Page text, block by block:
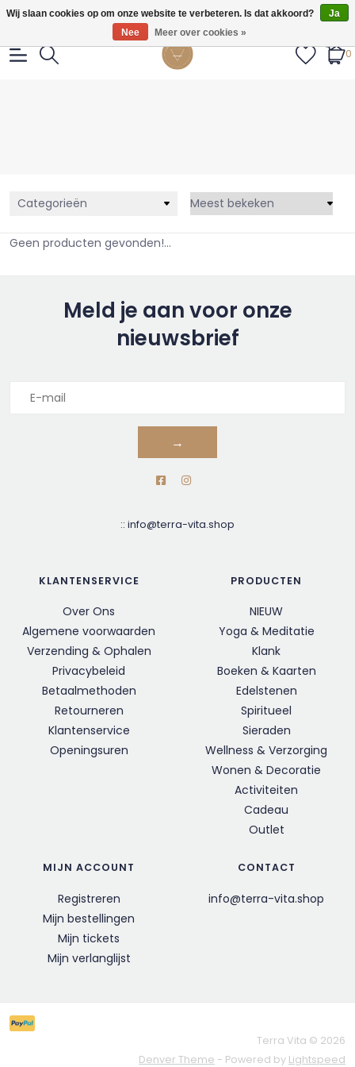
Gratis verzendig vanaf €55.
0
Categorieën
Geen producten gevonden!...
Meld je aan voor onze
nieuwsbrief
→
:: info@terra-vita.shop
KLANTENSERVICE
Over Ons
Algemene voorwaarden
Verzending & Ophalen
Privacybeleid
Betaalmethoden
Retourneren
Klantenservice
Openingsuren
PRODUCTEN
NIEUW
Yoga & Meditatie
Klank
Boeken & Kaarten
Edelstenen
Spiritueel
Sieraden
Wellness & Verzorging
Wonen & Decoratie
Activiteiten
Cadeau
Outlet
MIJN ACCOUNT
Registreren
Mijn bestellingen
Mijn tickets
Mijn verlanglijst
CONTACT
info@terra-vita.shop
Terra Vita © 2026
Denver Theme - Powered by Lightspeed
Wij slaan cookies op om onze website te verbeteren. Is dat akkoord?
Ja
Nee
Meer over cookies »